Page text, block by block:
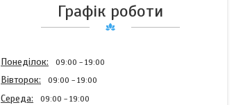
Графік роботи
Понеділок 09:00 19:00
Вівторок 09:00 19:00
Середа 09:00 19:00